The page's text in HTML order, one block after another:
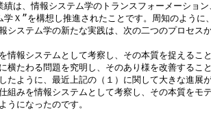
績は、情報システム学のトランスフォーメーション
学Ｘ”を構想し推進されたことです。周知のように
システム学の新たな実践は、次の二つのプロセス
情報システムとして考察し、その本質を捉えるこ
横たわる問題を究明し、そのあり様を改善するこ
たように、最近上記の（１）に関して大きな進展
組みを情報システムとして考察し、その本質をモ
うになったのです。